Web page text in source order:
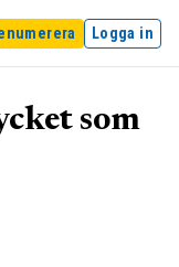
Logga in
som